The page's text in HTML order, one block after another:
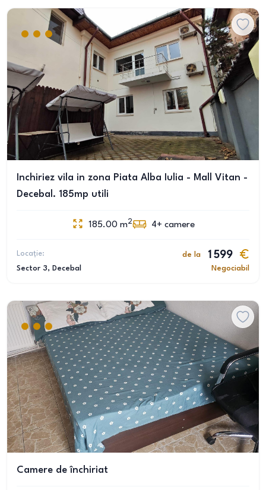
Inchiriez vila in zona Piata Alba Iulia - Mall Vitan -
Decebal. 185mp utili
185.00 m2 4+ camere
Locație:
Sector 3, Decebal
de la 1 599
Negociabil
Camere de închiriat